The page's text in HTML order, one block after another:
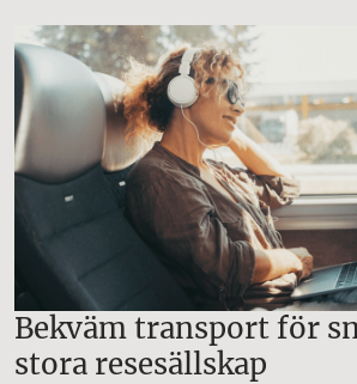
Bekväm transport för
stora resesällskap